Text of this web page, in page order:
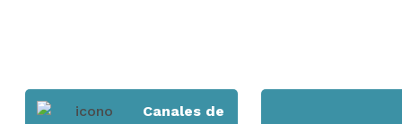
Canales de